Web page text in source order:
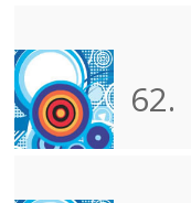
62.